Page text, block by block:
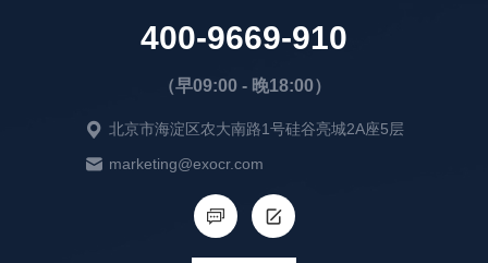
400-9669-910
（早09:00 - 晚18:00）
北京市海淀区农大南路1号硅谷亮城2A座5层
marketing@exocr.com